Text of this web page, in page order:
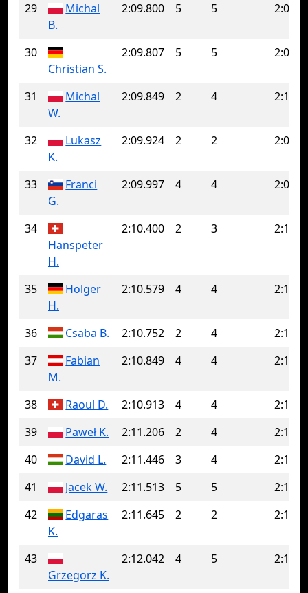
29
Michal
B.
2:09.800 5 5
30
Christian S.
2:09.807 5 5
31
Michal
W.
2:09.849 2 4
32
Lukasz
K.
2:09.924 2 2
33
Franci
G.
2:09.997 4 4
34
Hanspeter
H.
2:10.400 2 3
35
Holger
H.
2:10.579 4 4
36 Csaba B. 2:10.752 2 4
37
Fabian
M.
2:10.849 4 4
38 Raoul D. 2:10.913 4 4
39
Paweł K. 2:11.206 2 4
40
David L. 2:11.446 3 4
41
Jacek W. 2:11.513 5 5
42
Edgaras
K.
2:11.645 2 2
43
Grzegorz K.
2:12.042 4 5